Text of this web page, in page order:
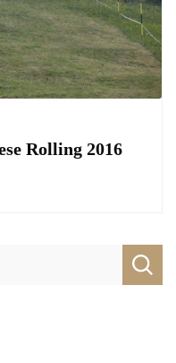
Rolling 2016